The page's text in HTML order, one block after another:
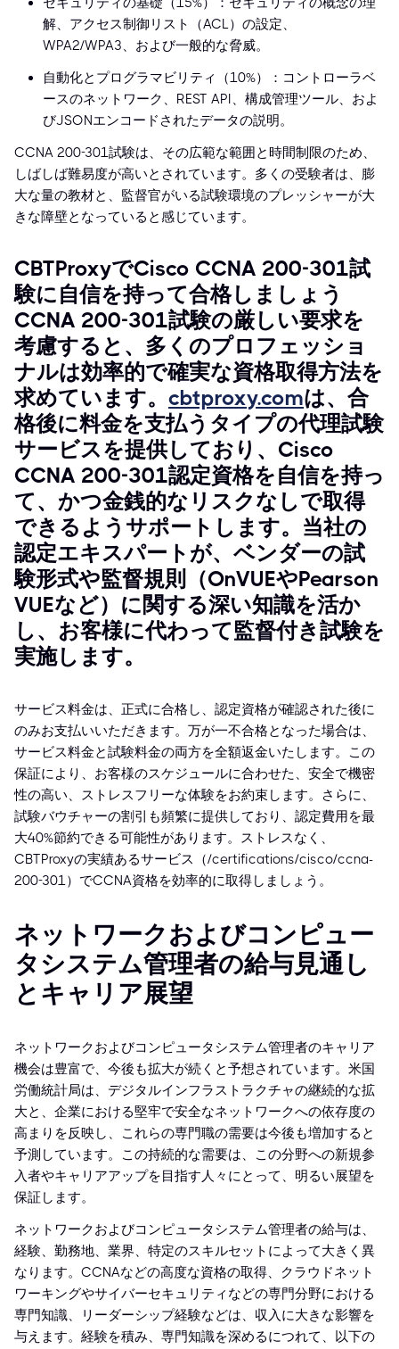
解、アクセス制御リスト（ACL）の設定、
WPA2/WPA3、および一般的な脅威。
自動化とプログラマビリティ（10%）：コントローラベ
ースのネットワーク、REST API、構成管理ツール、およ
びJSONエンコードされたデータの説明。
CCNA 200-301試験は、その広範な範囲と時間制限のため、
しばしば難易度が高いとされています。多くの受験者は、膨
大な量の教材と、監督官がいる試験環境のプレッシャーが大
きな障壁となっていると感じています。
CBTProxyでCisco CCNA 200-301試
験に自信を持って合格しましょう
CCNA 200-301試験の厳しい要求を
考慮すると、多くのプロフェッショ
ナルは効率的で確実な資格取得方法を
求めています。 cbtproxy.comは、合
格後に料金を支払うタイプの代理試験
サービスを提供しており、Cisco
CCNA 200-301認定資格を自信を持っ
て、かつ金銭的なリスクなしで取得
できるようサポートします。当社の
認定エキスパートが、ベンダーの試
験形式や監督規則（OnVUEやPearson
VUEなど）に関する深い知識を活か
し、お客様に代わって監督付き試験を
実施します。
サービス料金は、正式に合格し、認定資格が確認された後に
のみお支払いいただきます。万が一不合格となった場合は、
サービス料金と試験料金の両方を全額返金いたします。この
保証により、お客様のスケジュールに合わせた、安全で機密
性の高い、ストレスフリーな体験をお約束します。さらに、
試験バウチャーの割引も頻繁に提供しており、認定費用を最
大40%節約できる可能性があります。ストレスなく、
CBTProxyの実績あるサービス（/certifications/cisco/ccna-
200-301）でCCNA資格を効率的に取得しましょう。
ネットワークおよびコンピュー
タシステム管理者の給与見通し
とキャリア展望
ネットワークおよびコンピュータシステム管理者のキャリア
機会は豊富で、今後も拡大が続くと予想されています。米国
労働統計局は、デジタルインフラストラクチャの継続的な拡
大と、企業における堅牢で安全なネットワークへの依存度の
高まりを反映し、これらの専門職の需要は今後も増加すると
予測しています。この持続的な需要は、この分野への新規参
入者やキャリアアップを目指す人々にとって、明るい展望を
保証します。
ネットワークおよびコンピュータシステム管理者の給与は、
経験、勤務地、業界、特定のスキルセットによって大きく異
なります。CCNAなどの高度な資格の取得、クラウドネット
ワーキングやサイバーセキュリティなどの専門分野における
専門知識、リーダーシップ経験などは、収入に大きな影響を
与えます。経験を積み、専門知識を深めるにつれて、以下の